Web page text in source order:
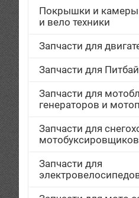
Покрышки и камеры
и вело техники
Запчасти для
Запчасти для
Запчасти для
генераторов и
Запчасти для
мотобуксировщиков
Запчасти для